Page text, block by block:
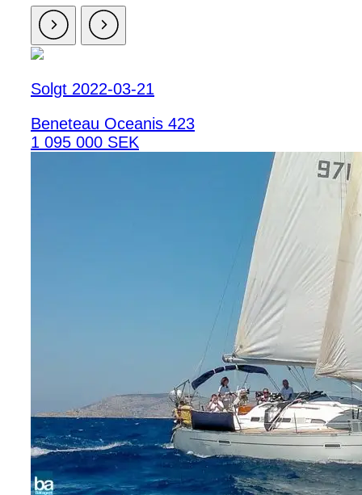
Solgt 2022-03-21
Beneteau Oceanis 423
1 095 000 SEK